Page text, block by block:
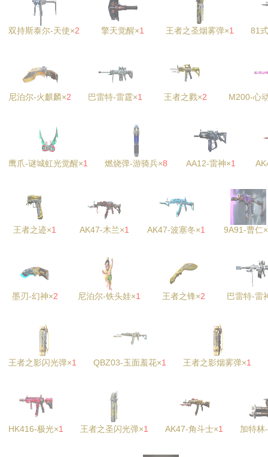
双持斯泰尔-天使×2 擎天觉醒×1 王者之圣烟雾弹×1 81
尼泊尔-火麒麟×2 巴雷特-雷霆×1 王者之戮×2 M200-心
鹰爪-谜城虹光觉醒×1 燃烧弹-游骑兵×8 AA12-雷神×1
王者之迹×1 AK47-木兰×1 AK47-波塞冬×1 9A91-曹仁×
墨刃-幻神×2 尼泊尔-铁头娃×1 王者之锋×2 巴雷特-雷
王者之影闪光弹×1 QBZ03-玉面羞花×1 王者之影烟雾弹×1
HK416-极光×1 王者之圣闪光弹×1 AK47-角斗士×1 加特林